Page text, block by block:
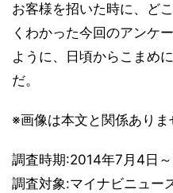
お客様を招いた時に、ど
くわかった今回のアンケ
ように、日頃からこまめ
だ。
※画像は本文と関係ありま
調査時期:2014年7月4日
調査対象:マイナビニュ